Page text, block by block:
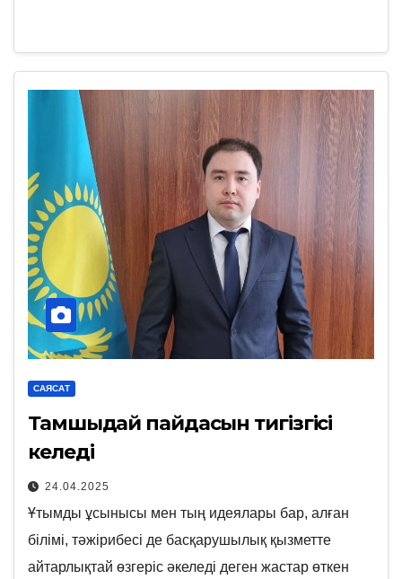
САЯСАТ
Тамшыдай пайдасын тигізгісі
келеді
24.04.2025
Ұтымды ұсынысы мен тың идеялары бар, алған
білімі, тәжірибесі де басқарушылық қызметте
айтарлықтай өзгеріс әкеледі деген жастар өткен